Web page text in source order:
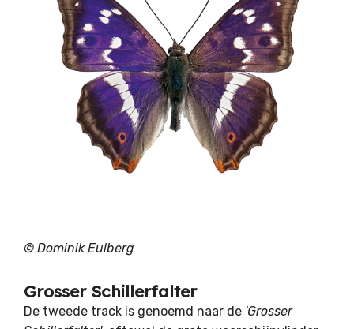
© Dominik Eulberg
Grosser Schillerfalter
De tweede track is genoemd naar de 'Grosser